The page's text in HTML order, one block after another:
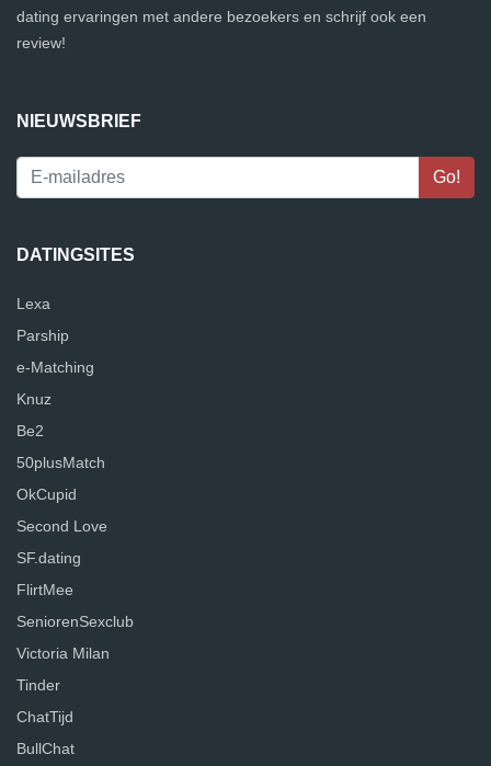
dating ervaringen met andere bezoekers en schrijf ook een
review!
NIEUWSBRIEF
DATINGSITES
Lexa
Parship
e-Matching
Knuz
Be2
50plusMatch
OkCupid
Second Love
SF.dating
FlirtMee
SeniorenSexclub
Victoria Milan
Tinder
ChatTijd
BullChat